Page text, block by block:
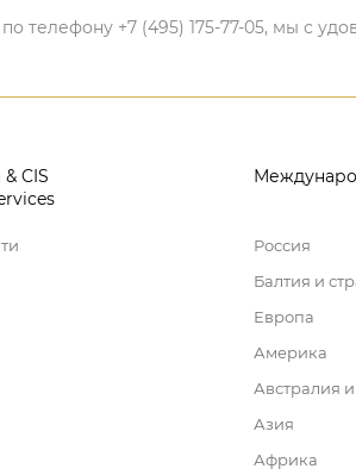
телефону +7 (495) 175-77-05, мы с
CIS
Россия
Балтия и
Европа
Америка
Австралия
Азия
Африка